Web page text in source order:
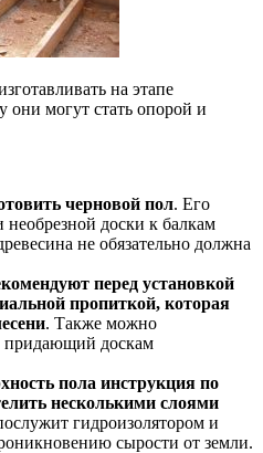
на этапе
они могут стать опорой и
черновой пол. Его
доски к балкам
не обязательно должна
перед установкой
пропиткой, которая
. Также можно
придающий доскам
пола инструкция по
несколькими слоями
гидроизолятором и
сырости от земли.